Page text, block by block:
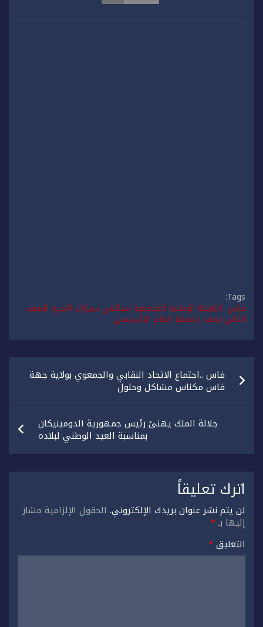
Tags:
فاس ..الهيئة الوطنية التجمعية لسائقي سيارات الاجرة الصنف
الثاني تعقد جمعها العام التأسيسي
تصفّح
المقالاتفاس ..اجتماع الاتحاد النقابي والجمعوي بولاية جهة
فاس مكناس مشاكل وحلول
جلالة الملك يهنئ رئيس جمهورية الدومينيكان
بمناسبة العيد الوطني لبلاده
اترك تعليقاً
لن يتم نشر عنوان بريدك الإلكتروني. الحقول الإلزامية مشار
إليها بـ*
التعليق*